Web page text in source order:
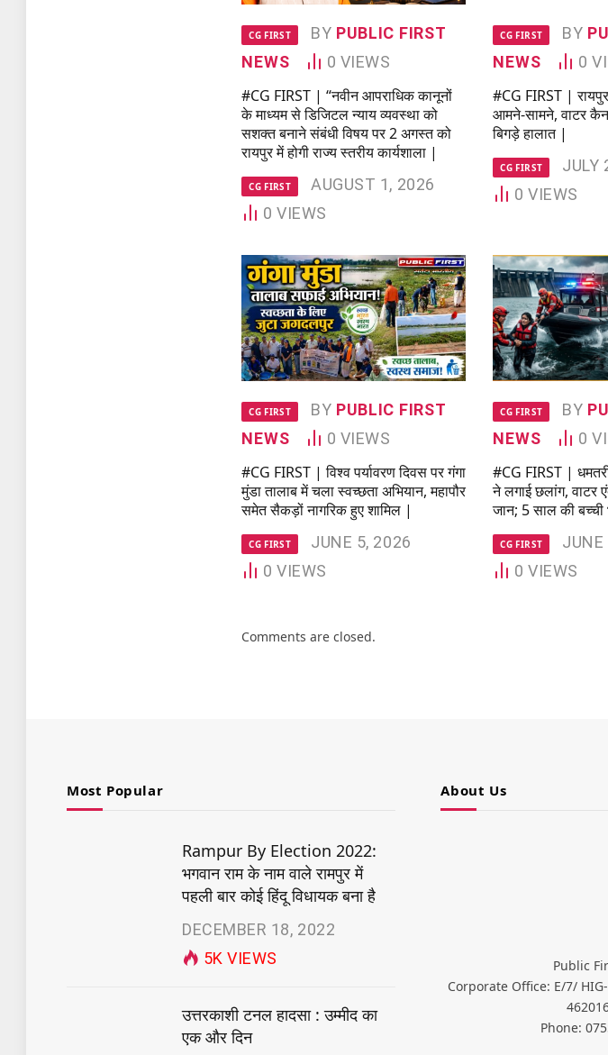
CG FIRST BY PUBLIC FIRST
NEWS
0 VIEWS
#CG FIRST | “नवीन आपराधिक कानूनों
के माध्यम से डिजिटल न्याय व्यवस्था को
सशक्त बनाने संबंधी विषय पर 2 अगस्त को
रायपुर में होगी राज्य स्तरीय कार्यशाला |
CG FIRST
AUGUST 1, 2026
0 VIEWS
CG FIRST BY
NEWS
0
#CG FIRST |
आमने-सामने, वाटर
बिगड़े हालात |
CG FIRST
JULY
0VIEWS
CG FIRST BY PUBLIC FIRST
NEWS
0 VIEWS
#CG FIRST | विश्व पर्यावरण दिवस पर गंगा
मुंडा तालाब में चला स्वच्छता अभियान, महापौर
समेत सैकड़ों नागरिक हुए शामिल |
CG FIRST
JUNE 5, 2026
0 VIEWS
CG FIRST BY
NEWS
0
#CG FIRST |
ने लगाई छलांग, वाटर
जान; 5 साल की
CG FIRST
0VIEWS
Comments are closed.
Most Popular
Rampur By Election 2022:
भगवान राम के नाम वाले रामपुर में
पहली बार कोई हिंदू विधायक बना है
DECEMBER 18, 2022
5KVIEWS
उत्तरकाशी टनल हादसा : उम्मीद का
एक और दिन
About Us
Public
Corporate Office: E/7/
Phone: